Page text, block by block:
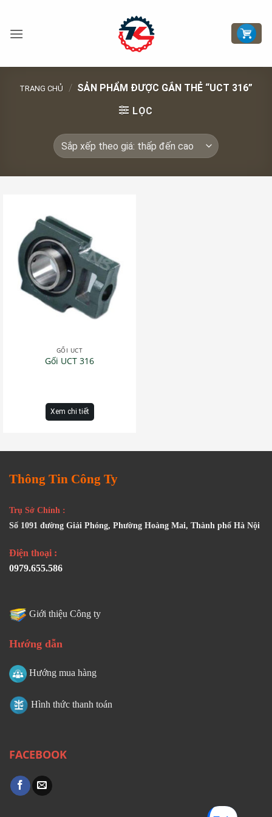
nội
TRANG CHỦ / SẢN PHẨM ĐƯỢC GẮN THẺ “UCT 316”
LỌC
GỐI UCT
Gối UCT 316
Xem chi tiết
Thông Tin Công Ty
Trụ Sở Chính :
Số 1091 đường Giải Phóng, Phường Hoàng Mai, Thành phố Hà Nội
Điện thoại :
0979.655.586
Giới thiệu Công ty
Hướng dẫn
Hướng mua hàng
Hình thức thanh toán
FACEBOOK